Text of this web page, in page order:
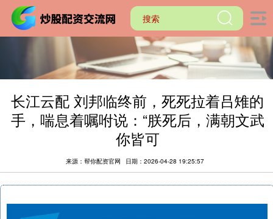
长江云配 刘邦临终前，死死拉着吕雉的
手，喘息着嘱咐说：“朕死后，满朝文武
你皆可
来源：帮你配资官网 日期：2026-04-28 19:25:57